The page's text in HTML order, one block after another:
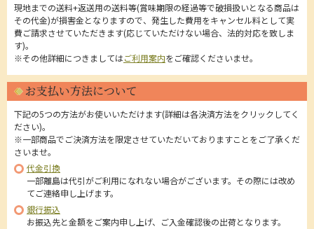
現地までの送料+返送用の送料等(賞味期限の経過等で破損扱いとなる商品は
その代金)が損害金となりますので、発生した費用をキャンセル料として実
費ご請求させていただきます(応じていただけない場合、法的対応を致しま
す)。
※その他詳細につきましてはご利用案内をご確認くださいませ。
お支払い方法について
下記の5つの方法がお使いいただけます(詳細は各決済方法をクリックしてく
ださい)。
※一部商品でご決済方法を限定させていただいておりますことをご了承くだ
さいませ。
代金引換
一部離島は代引がご利用になれない場合がございます。その際には改め
てご連絡申し上げます。
銀行振込
お振込先と金額をご案内申し上げ、ご入金確認後の出荷となります。